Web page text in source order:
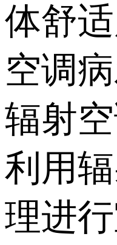
体舒
空调病
辐射
利用
理进